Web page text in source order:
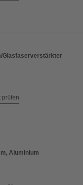
Glasfaserverstärkter
prüfen
Aluminium